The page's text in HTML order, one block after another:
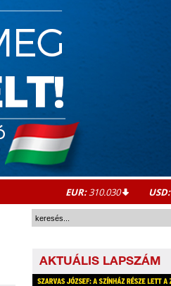
EUR:310.030 USD:
AKTUÁLIS LAPSZÁM